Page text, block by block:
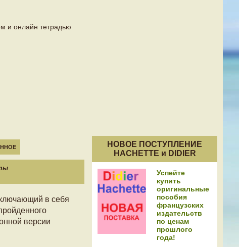
и онлайн тетрадью
в себя
версии
НОВОЕ ПОСТУПЛЕНИЕ
HACHETTE и DIDIER
Успейте
купить
оригинальные
пособия
французских
издательств
по ценам
прошлого
года!